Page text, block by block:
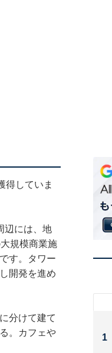
得していま
辺には、地
規模商業施
す。タワー
開発を進め
分けて建て
。カフェや
1